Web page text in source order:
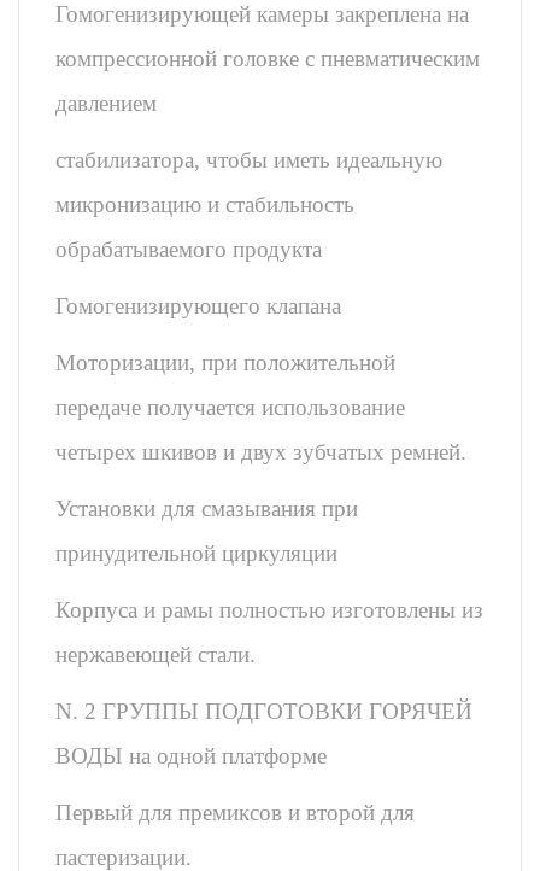
Гомогенизирующей камеры закреплена на
компрессионной головке с пневматическим
давлением
стабилизатора, чтобы иметь идеальную
микронизацию и стабильность
обрабатываемого продукта
Гомогенизирующего клапана
Моторизации, при положительной
передаче получается использование
четырех шкивов и двух зубчатых ремней.
Установки для смазывания при
принудительной циркуляции
Корпуса и рамы полностью изготовлены из
нержавеющей стали.
N. 2 ГРУППЫ ПОДГОТОВКИ ГОРЯЧЕЙ
ВОДЫ на одной платформе
Первый для премиксов и второй для
пастеризации.